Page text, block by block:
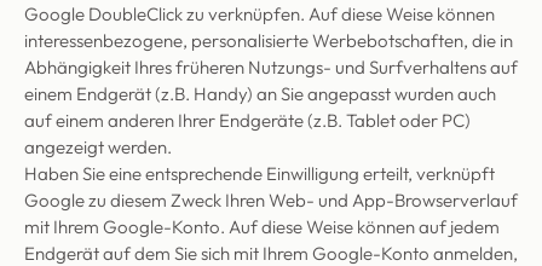
Google DoubleClick zu verknüpfen. Auf diese Weise können
interessenbezogene, personalisierte Werbebotschaften, die in
Abhängigkeit Ihres früheren Nutzungs- und Surfverhaltens auf
einem Endgerät (z.B. Handy) an Sie angepasst wurden auch
auf einem anderen Ihrer Endgeräte (z.B. Tablet oder PC)
angezeigt werden.
Haben Sie eine entsprechende Einwilligung erteilt, verknüpft
Google zu diesem Zweck Ihren Web- und App-Browserverlauf
mit Ihrem Google-Konto. Auf diese Weise können auf jedem
Endgerät auf dem Sie sich mit Ihrem Google-Konto anmelden,